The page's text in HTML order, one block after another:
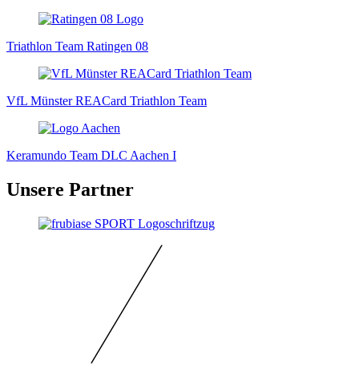
Triathlon Team Ratingen 08
VfL Münster REACard Triathlon Team
Keramundo Team DLC Aachen I
Unsere Partner